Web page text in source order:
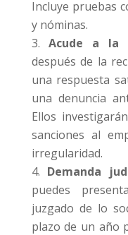
Incluye pruebas
y nóminas.
Acude a la
después de la
una respuesta
una denuncia
Ellos
sanciones al
irregularidad.
Demanda
puedes
juzgado de lo
plazo de un año